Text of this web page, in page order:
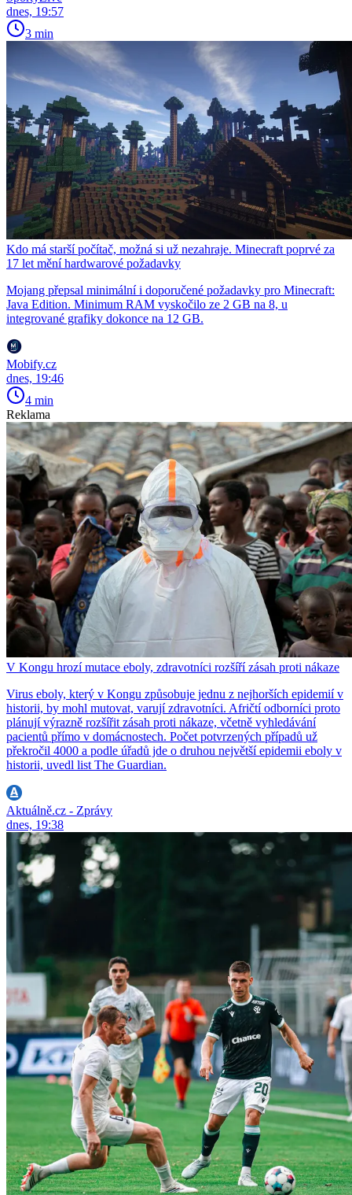
dnes, 19:57
3 min
Kdo má starší počítač, možná si už nezahraje. Minecraft poprvé za
17 let mění hardwarové požadavky
Mojang přepsal minimální i doporučené požadavky pro Minecraft:
Java Edition. Minimum RAM vyskočilo ze 2 GB na 8, u
integrované grafiky dokonce na 12 GB.
Mobify.cz
dnes, 19:46
4 min
Reklama
V Kongu hrozí mutace eboly, zdravotníci rozšíří zásah proti nákaze
Virus eboly, který v Kongu způsobuje jednu z nejhorších epidemií v
historii, by mohl mutovat, varují zdravotníci. Afričtí odborníci proto
plánují výrazně rozšířit zásah proti nákaze, včetně vyhledávání
pacientů přímo v domácnostech. Počet potvrzených případů už
překročil 4000 a podle úřadů jde o druhou největší epidemii eboly v
historii, uvedl list The Guardian.
Aktuálně.cz - Zprávy
dnes, 19:38